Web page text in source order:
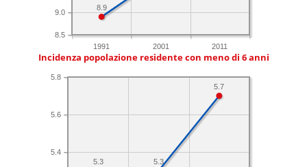
1991 2001 2011
8.5
9.0
8.9
Incidenza popolazione residente con meno di 6 anni
5.4
5.6
5.8
5.7
5.3
5.3